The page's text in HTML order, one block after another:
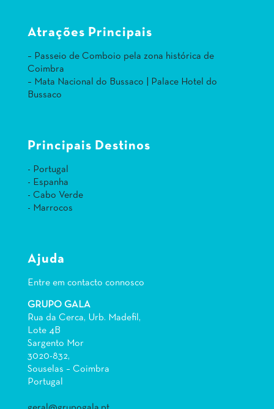
Atrações Principais
– Passeio de Comboio pela zona histórica de
Coimbra
– Mata Nacional do Bussaco | Palace Hotel do
Bussaco
Principais Destinos
- Portugal
- Espanha
- Cabo Verde
- Marrocos
Ajuda
Entre em contacto connosco
GRUPO GALA
Rua da Cerca, Urb. Madefil,
Lote 4B
Sargento Mor
3020-832,
Souselas – Coimbra
Portugal